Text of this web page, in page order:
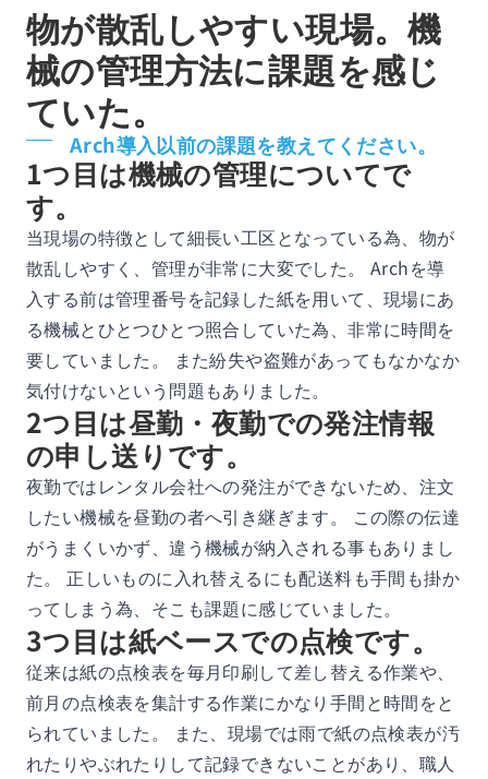
物が散乱しやすい現場。機
械の管理方法に課題を感じ
ていた。
Arch導入以前の課題を教えてください。
1つ目は機械の管理についてで
す。
当現場の特徴として細長い工区となっている為、物が
散乱しやすく、管理が非常に大変でした。 Archを導
入する前は管理番号を記録した紙を用いて、現場にあ
る機械とひとつひとつ照合していた為、非常に時間を
要していました。 また紛失や盗難があってもなかなか
気付けないという問題もありました。
2つ目は昼勤・夜勤での発注情報
の申し送りです。
夜勤ではレンタル会社への発注ができないため、注文
したい機械を昼勤の者へ引き継ぎます。 この際の伝達
がうまくいかず、違う機械が納入される事もありまし
た。 正しいものに入れ替えるにも配送料も手間も掛か
ってしまう為、そこも課題に感じていました。
3つ目は紙ベースでの点検です。
従来は紙の点検表を毎月印刷して差し替える作業や、
前月の点検表を集計する作業にかなり手間と時間をと
られていました。 また、現場では雨で紙の点検表が汚
れたりやぶれたりして記録できないことがあり、職人